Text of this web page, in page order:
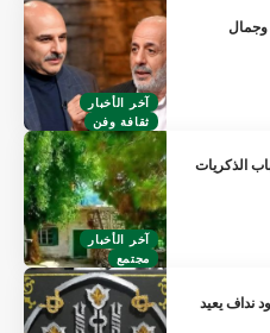
آخر الأخبار
ثقافة وفن
وجمال
آخر الأخبار
مجتمع
الذكريات
نداف يعيد